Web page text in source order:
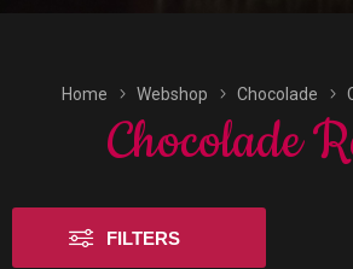
Home Webshop Chocolade
Chocolade
FILTERS